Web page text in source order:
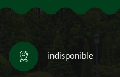
indisponible